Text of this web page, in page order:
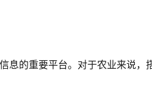
息的重要平台。对于农业来说，